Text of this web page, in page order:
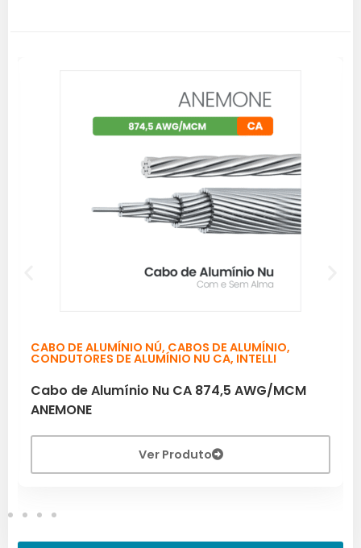
CABO DE ALUMÍNIO NÚ, CABOS DE ALUMÍNIO,
CONDUTORES DE ALUMÍNIO NU CA, INTELLI
Cabo de Alumínio Nu CA 874,5 AWG/MCM
ANEMONE
Ver Produto